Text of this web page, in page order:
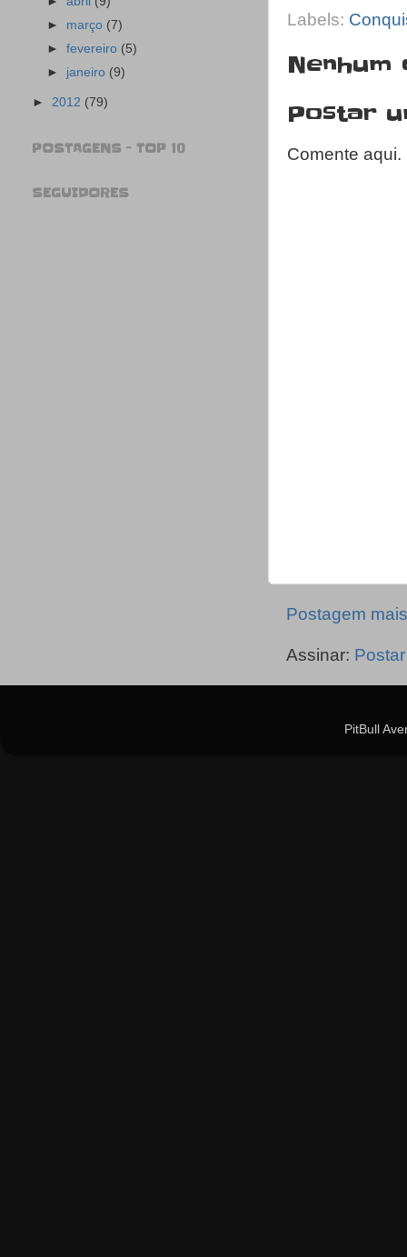
Labels:
Nenhum
Postar
Comente aqui.
Postagem
Assinar:
► março (7)
►fevereiro (5)
► janeiro (9)
► 2012 (79)
POSTAGENS - TOP 10
SEGUIDORES
PitBull